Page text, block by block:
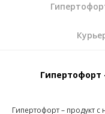
Гипертофорт
Гипертофорт – продукт